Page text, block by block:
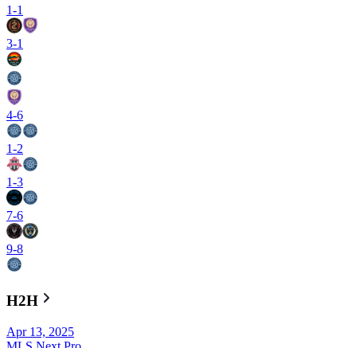
1-1
3-1
4-6
1-2
1-3
7-6
9-8
H2H
Apr 13, 2025